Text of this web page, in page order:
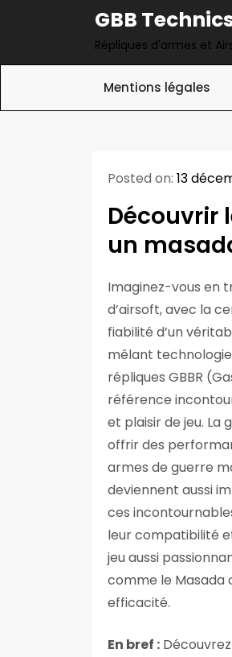
GBB
Répliques d'armes et
Mentions légales
Posted on: 13
Découvrir
un
Imaginez-vous en
d’airsoft, avec la
fiabilité d’un
mêlant
répliques GBBR
référence
et plaisir de jeu. La
offrir des
armes de guerre
deviennent aussi
ces
leur compatibilité
jeu aussi
comme le Masada
efficacité.
En bref :